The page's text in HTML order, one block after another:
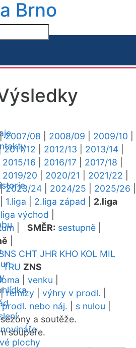
Brno
plochy
2007/08 2008/09 2009/10
2011/12 2012/13 2013/14
2015/16 2016/17 2017/18
2019/20 2020/21 2021/22
2023/24 2024/25 2025/26
1.liga 2.liga západ
2.liga
východ
SMĚR: sestupně
CHT JHR KHO KOL MIL
TRU ZNS
venku
remízy výhry v prodl.
prodl. nebo náj. s nulou
a soutěže.
soupeře.